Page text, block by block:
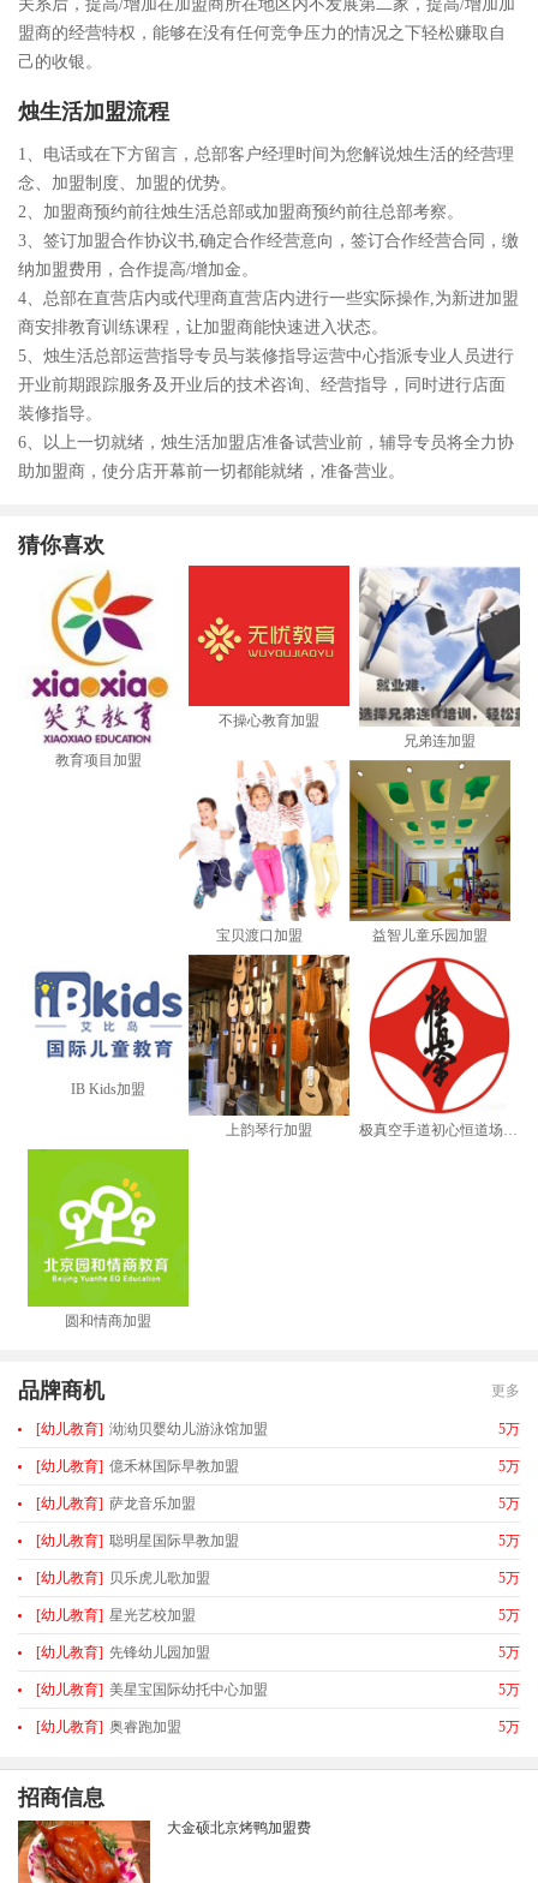
关系后，提高/增加在加盟商所在地区内不发展第二家，提高/增加加
盟商的经营特权，能够在没有任何竞争压力的情况之下轻松赚取自
己的收银。
烛生活加盟流程
1、电话或在下方留言，总部客户经理时间为您解说烛生活的经营理
念、加盟制度、加盟的优势。
2、加盟商预约前往烛生活总部或加盟商预约前往总部考察。
3、签订加盟合作协议书,确定合作经营意向，签订合作经营合同，缴
纳加盟费用，合作提高/增加金。
4、总部在直营店内或代理商直营店内进行一些实际操作,为新进加盟
商安排教育训练课程，让加盟商能快速进入状态。
5、烛生活总部运营指导专员与装修指导运营中心指派专业人员进行
开业前期跟踪服务及开业后的技术咨询、经营指导，同时进行店面
装修指导。
6、以上一切就绪，烛生活加盟店准备试营业前，辅导专员将全力协
助加盟商，使分店开幕前一切都能就绪，准备营业。
猜你喜欢
教育项目加盟
不操心教育加盟
兄弟连加盟
宝贝渡口加盟 益智儿童乐园加盟
IB Kids加盟
上韵琴行加盟
圆和情商加盟
品牌商机 更多
[幼儿教育] 泑泑贝婴幼儿游泳馆加盟 5万
[幼儿教育] 億禾林国际早教加盟 5万
[幼儿教育] 萨龙音乐加盟 5万
[幼儿教育] 聪明星国际早教加盟 5万
[幼儿教育] 贝乐虎儿歌加盟 5万
[幼儿教育] 星光艺校加盟 5万
[幼儿教育] 先锋幼儿园加盟 5万
[幼儿教育] 美星宝国际幼托中心加盟 5万
[幼儿教育] 奥睿跑加盟 5万
招商信息
大金硕北京烤鸭加盟费